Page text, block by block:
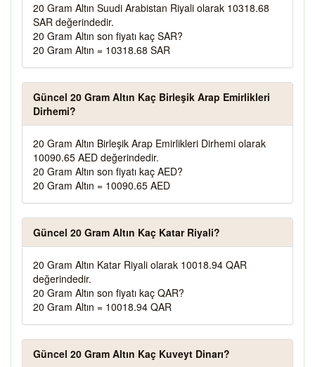
20 Gram Altın Suudi Arabistan Riyali olarak 10318.68
SAR değerindedir.
20 Gram Altın son fiyatı kaç SAR?
20 Gram Altın = 10318.68 SAR
Güncel 20 Gram Altın Kaç Birleşik Arap Emirlikleri
Dirhemi?
20 Gram Altın Birleşik Arap Emirlikleri Dirhemi olarak
10090.65 AED değerindedir.
20 Gram Altın son fiyatı kaç AED?
20 Gram Altın = 10090.65 AED
Güncel 20 Gram Altın Kaç Katar Riyali?
20 Gram Altın Katar Riyali olarak 10018.94 QAR
değerindedir.
20 Gram Altın son fiyatı kaç QAR?
20 Gram Altın = 10018.94 QAR
Güncel 20 Gram Altın Kaç Kuveyt Dinarı?